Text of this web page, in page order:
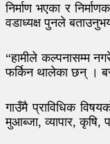
निर्माण भएका र
वडाध्यक्ष पुनले
“हामीले कल्पनासम्म
फर्किन थालेका छन् ।
गाउँमै प्राविधिक
मुआब्जा, व्यापार, कृषि,